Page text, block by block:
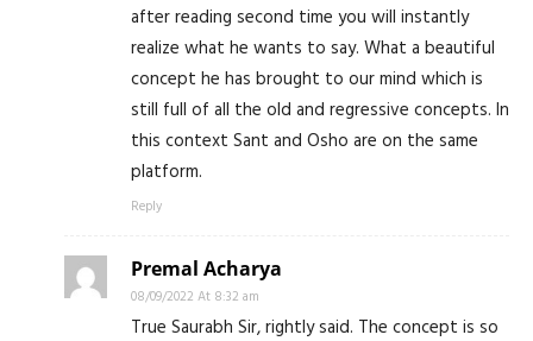
after reading second time you will instantly
realize what he wants to say. What a beautiful
concept he has brought to our mind which is
still full of all the old and regressive concepts. In
this context Sant and Osho are on the same
platform.
Reply
Premal Acharya
08/09/2022 At 8:32 am
True Saurabh Sir, rightly said. The concept is so